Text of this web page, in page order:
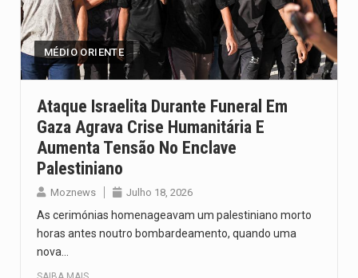
Segundo as autoridades canadianas, mais de 200 incêndios florestais continuam…
De acordo com as autoridades de saúde da Faixa de…
MÉDIO ORIENTE
Ataque Israelita Durante Funeral Em
Gaza Agrava Crise Humanitária E
Aumenta Tensão No Enclave
Palestiniano
Moznews Julho 18, 2026
As cerimónias homenageavam um palestiniano morto
horas antes noutro bombardeamento, quando uma
nova…